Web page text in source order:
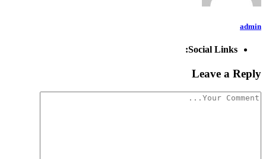
admin
Social Links:
Leave a Reply